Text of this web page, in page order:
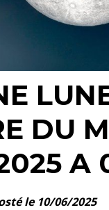
DU
A
le 10/06/2025